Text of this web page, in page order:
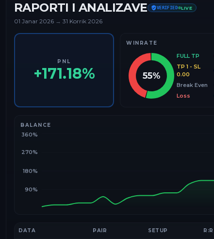
RAPORTI I ANALIZAVE VERIFIED LIVE
01 Janar 2026 → 31 Korrik 2026
PNL
+171.18%
WINRATE
55%
FULL TP
TP 1 - SL
0.00
Break Even
Loss
BALANCE
90%
180%
270%
360%
DATA PAIR SETUP R:R